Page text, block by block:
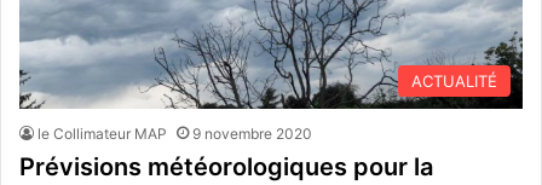
ACTUALITÉ
le Collimateur MAP 9 novembre 2020
Prévisions météorologiques pour la